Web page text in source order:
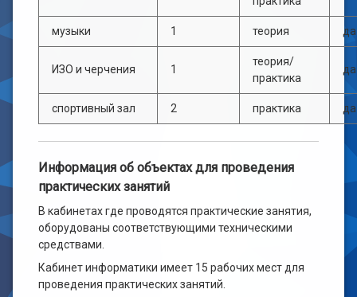
музыки 1 теория да
ИЗО и черчения 1
теория/
практика
да
спортивный зал 2 практика да
Информация об объектах для проведения
практических занятий
В кабинетах где проводятся практические занятия,
оборудованы соответствующими техническими
средствами.
Кабинет информатики имеет 15 рабочих мест для
проведения практических занятий.